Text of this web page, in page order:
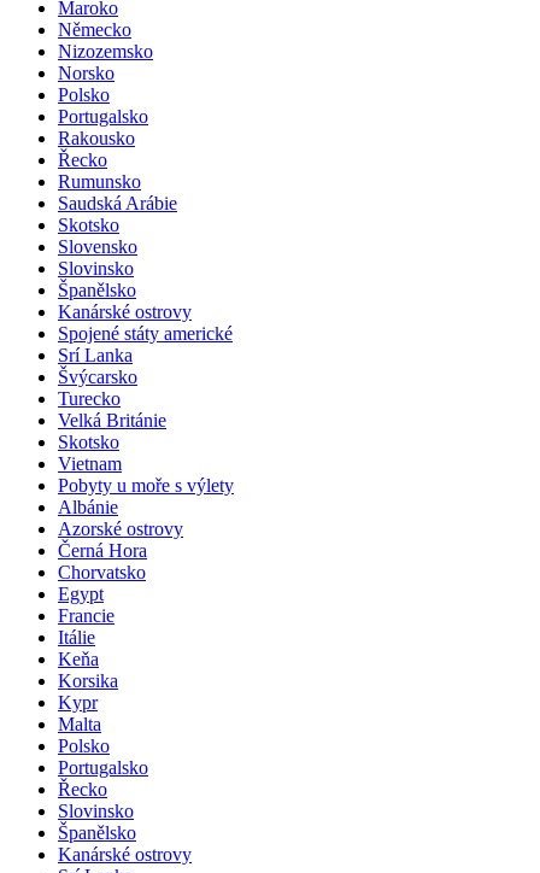
Malta
Maroko
Německo
Nizozemsko
Norsko
Polsko
Portugalsko
Rakousko
Řecko
Rumunsko
Saudská Arábie
Skotsko
Slovensko
Slovinsko
Španělsko
Kanárské ostrovy
Spojené státy americké
Srí Lanka
Švýcarsko
Turecko
Velká Británie
Skotsko
Vietnam
Pobyty u moře s výlety
Albánie
Azorské ostrovy
Černá Hora
Chorvatsko
Egypt
Francie
Itálie
Keňa
Korsika
Kypr
Malta
Polsko
Portugalsko
Řecko
Slovinsko
Španělsko